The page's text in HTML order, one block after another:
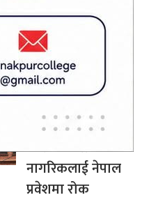
मधेशमा ट्रान्सफर्मर
चोरी बढ्दो, पाँच
वर्षमा ९९ वटा चोरी
बोकेर काठमाडौं
आएका भारतीय
नागरिकलाई नेपाल
प्रवेशमा रोक